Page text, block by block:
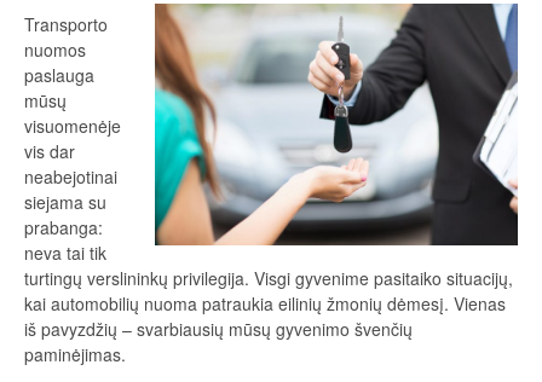
Transporto
nuomos
paslauga
mūsų
visuomenėje
vis dar
neabejotinai
siejama su
prabanga:
neva tai tik
turtingų verslininkų privilegija. Visgi gyvenime pasitaiko situacijų,
kai automobilių nuoma patraukia eilinių žmonių dėmesį. Vienas
iš pavyzdžių – svarbiausių mūsų gyvenimo švenčių
paminėjimas.